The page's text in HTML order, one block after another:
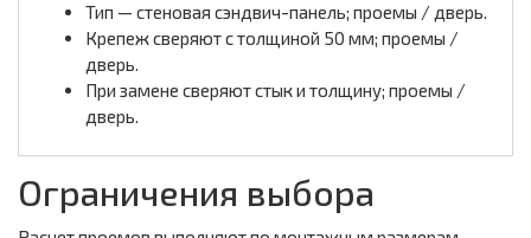
Тип — стеновая сэндвич-панель; проемы / дверь.
Крепеж сверяют с толщиной 50 мм; проемы /
дверь.
При замене сверяют стык и толщину; проемы /
дверь.
Ограничения выбора